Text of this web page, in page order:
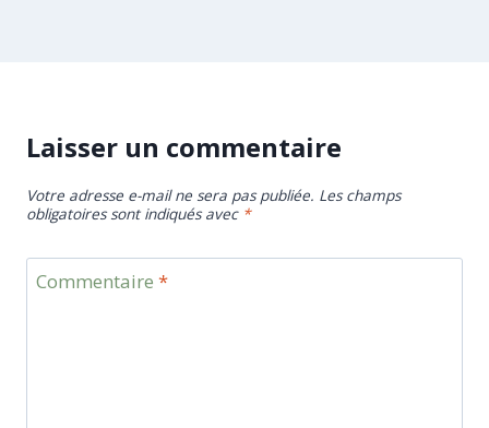
Laisser un commentaire
Votre adresse e-mail ne sera pas publiée. Les champs
obligatoires sont indiqués avec *
Commentaire *